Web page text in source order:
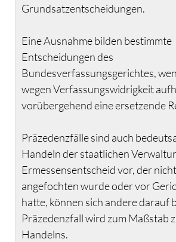
Grundsatzentscheidungen.
Eine Ausnahme bilden bestimmte
Entscheidungen des
Bundesverfassungsgerichtes,
wegen Verfassungswidrigkeit
vorübergehend eine ersetzende
Präzedenzfälle sind auch
Handeln der staatlichen
Ermessensentscheid vor, der
angefochten wurde oder vor
hatte, können sich andere darauf
Präzedenzfall wird zum Maßstab
Handelns.